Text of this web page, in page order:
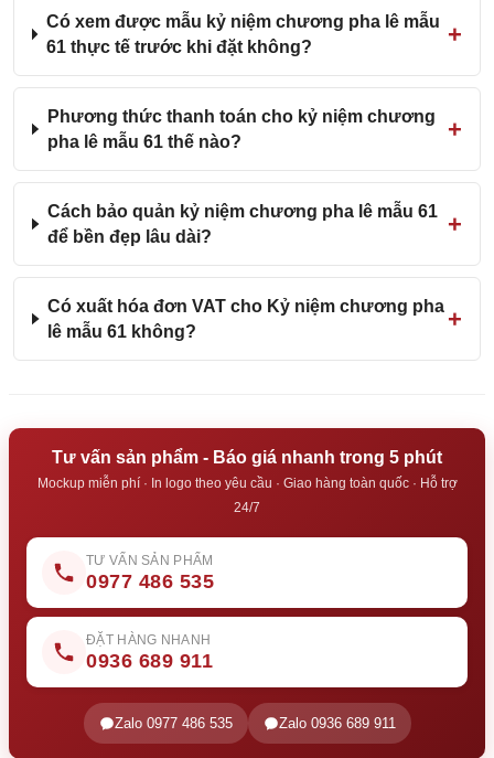
Có xem được mẫu kỷ niệm chương pha lê mẫu
61 thực tế trước khi đặt không?
Phương thức thanh toán cho kỷ niệm chương
pha lê mẫu 61 thế nào?
Cách bảo quản kỷ niệm chương pha lê mẫu 61
để bền đẹp lâu dài?
Có xuất hóa đơn VAT cho Kỷ niệm chương pha
lê mẫu 61 không?
Tư vấn sản phẩm - Báo giá nhanh trong 5 phút
Mockup miễn phí · In logo theo yêu cầu · Giao hàng toàn quốc · Hỗ trợ
24/7
TƯ VẤN SẢN PHẨM
0977 486 535
ĐẶT HÀNG NHANH
0936 689 911
Zalo 0977 486 535 Zalo 0936 689 911